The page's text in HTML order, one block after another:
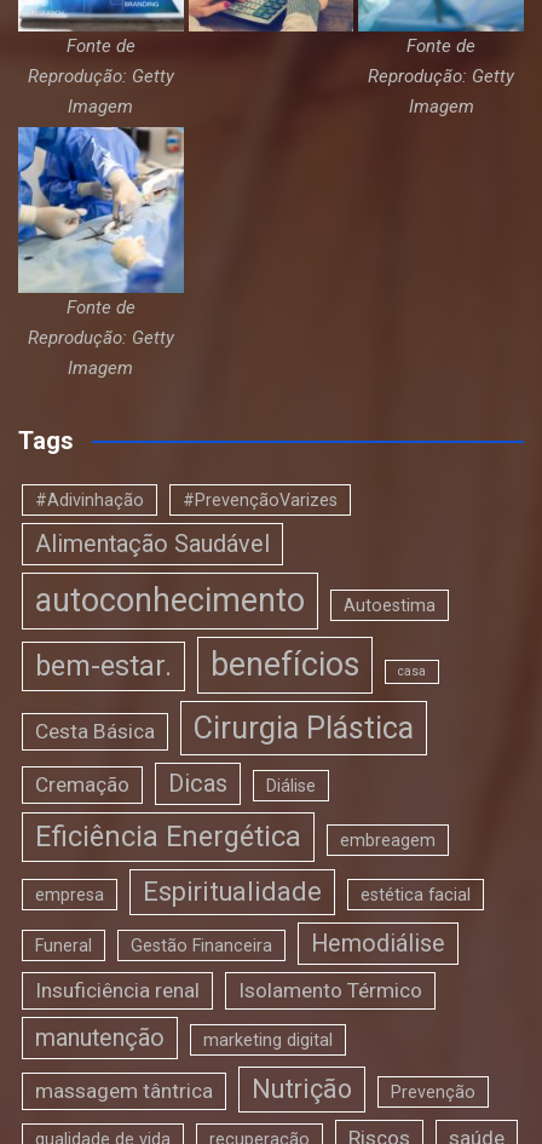
Fonte de
Reprodução: Getty
Imagem
Fonte de
Reprodução: Getty
Imagem
Fonte de
Reprodução: Getty
Imagem
Tags
#Adivinhação #PrevençãoVarizes
Alimentação Saudável
autoconhecimento Autoestima
bem-estar. benefícios casa
Cesta Básica Cirurgia Plástica
Cremação Dicas Diálise
Eficiência Energética embreagem
empresa Espiritualidade estética facial
Funeral Gestão Financeira Hemodiálise
Insuficiência renal Isolamento Térmico
manutenção marketing digital
massagem tântrica Nutrição Prevenção
qualidade de vida recuperação Riscos saúde